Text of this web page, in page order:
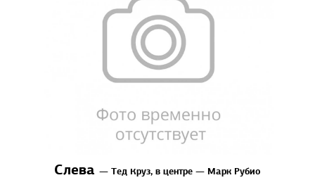
Слева — Тед Круз, в центре — Марк Рубио